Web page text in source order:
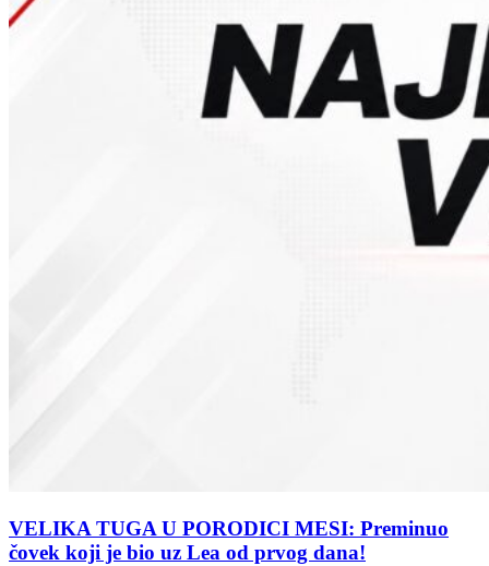
VELIKA TUGA U PORODICI MESI: Preminuo
čovek koji je bio uz Lea od prvog dana!